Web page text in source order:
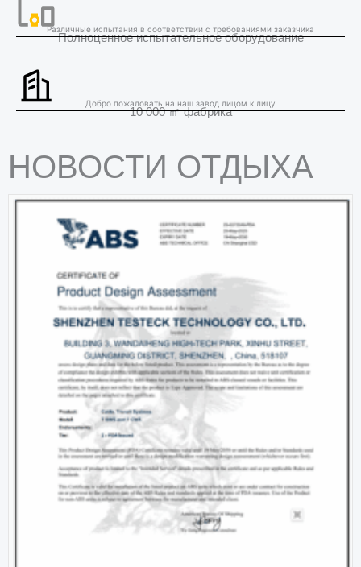
Полноценное испытательное оборудование
Различные испытания в соответствии с требованиями заказчика
10 000 ㎡ фабрика
Добро пожаловать на наш завод лицом к лицу
НОВОСТИ ОТДЫХА